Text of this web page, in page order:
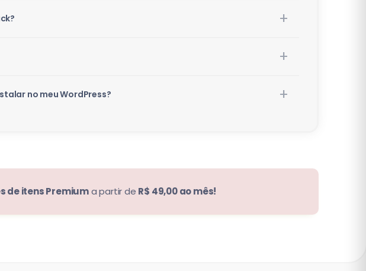
no meu WordPress?
de itens Premiuma partir de R$ 49,00 ao mês!